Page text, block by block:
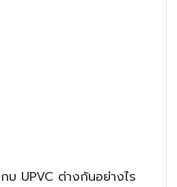
UPVC ต่างกันอย่างไร